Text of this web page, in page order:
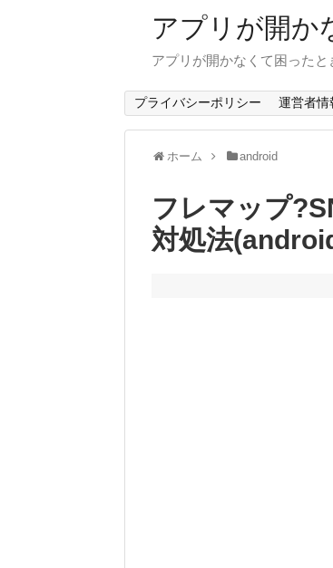
アプリが開か
アプリが開かなくて困ったと
プライバシーポリシー 運営者情
ホーム android
フレマップ
対処法